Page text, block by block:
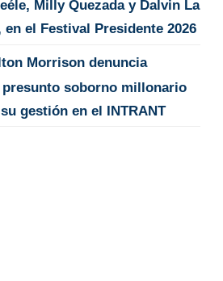
Milly Quezada y Dalvin La
en el Festival Presidente 2026
Morrison denuncia
presunto soborno millonario
gestión en el INTRANT